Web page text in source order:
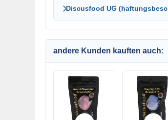
Discusfood UG
andere Kunden kauften auch: